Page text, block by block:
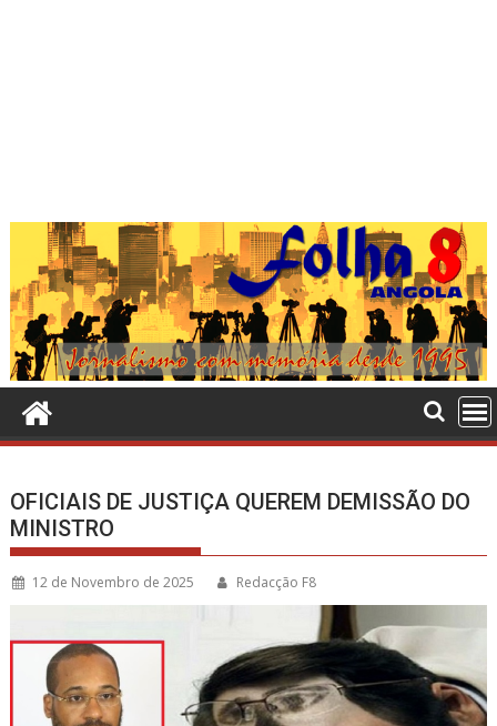
OFICIAIS DE JUSTIÇA QUEREM DEMISSÃO DO
MINISTRO
12 de Novembro de 2025 Redacção F8